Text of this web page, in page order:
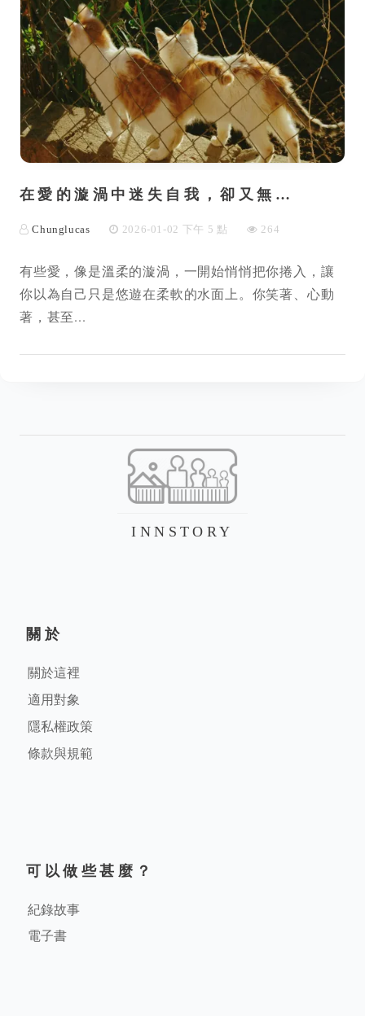
在愛的漩渦中迷失自我，卻又無…
Chunglucas 2026-01-02 下午 5 點 264
有些愛，像是溫柔的漩渦，一開始悄悄把你捲入，讓
你以為自己只是悠遊在柔軟的水面上。你笑著、心動
著，甚至...
INNSTORY
關於
關於這裡
適用對象
隱私權政策
條款與規範
可以做些甚麼？
紀錄故事
電子書